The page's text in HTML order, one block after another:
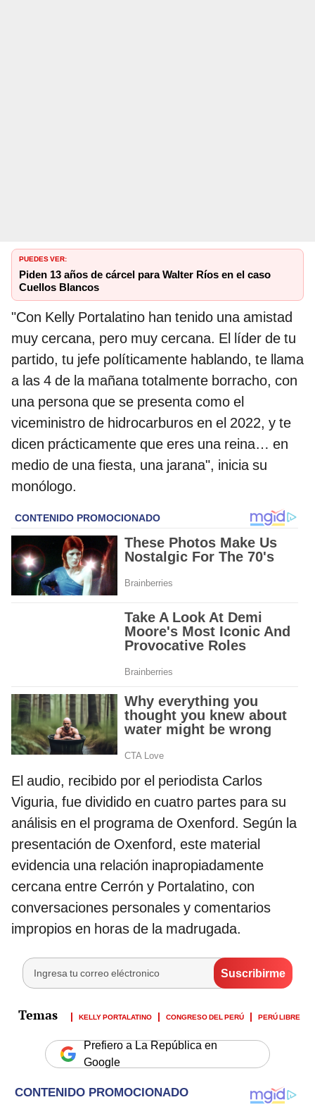
PUEDES VER:
Piden 13 años de cárcel para Walter Ríos en el caso
Cuellos Blancos
"Con Kelly Portalatino han tenido una amistad
muy cercana, pero muy cercana. El líder de tu
partido, tu jefe políticamente hablando, te llama
a las 4 de la mañana totalmente borracho, con
una persona que se presenta como el
viceministro de hidrocarburos en el 2022, y te
dicen prácticamente que eres una reina… en
medio de una fiesta, una jarana", inicia su
monólogo.
El audio, recibido por el periodista Carlos
Viguria, fue dividido en cuatro partes para su
análisis en el programa de Oxenford. Según la
presentación de Oxenford, este material
evidencia una relación inapropiadamente
cercana entre Cerrón y Portalatino, con
conversaciones personales y comentarios
impropios en horas de la madrugada.
KELLY PORTALATINO CONGRESO DEL PERÚ PERÚ LIBRE
Prefiero a La República en
Google